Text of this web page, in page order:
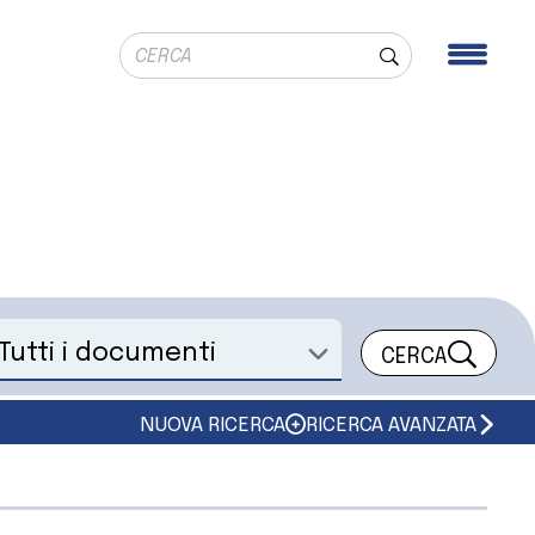
Ricerca globale
Cerca
un documento CERCA
NUOVA RICERCA RICERCA AVANZATA